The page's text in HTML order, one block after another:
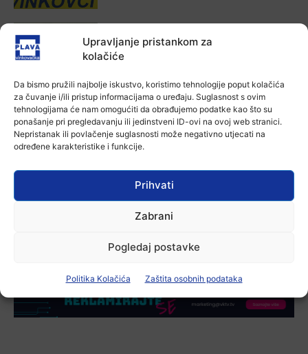
Upravljanje pristankom za
kolačiće
Da bismo pružili najbolje iskustvo, koristimo tehnologije poput kolačića
za čuvanje i/ili pristup informacijama o uređaju. Suglasnost s ovim
tehnologijama će nam omogućiti da obrađujemo podatke kao što su
ponašanje pri pregledavanju ili jedinstveni ID-ovi na ovoj web stranici.
Nepristanak ili povlačenje suglasnosti može negativno utjecati na
određene karakteristike i funkcije.
Prihvati
Zabrani
Pogledaj postavke
Politika Kolačića Zaštita osobnih podataka
Aktualno
Za dva tjedna započinje još jedna
Divlja liga
Aktualno
U Županji održana Ljetna škola magije
7 kolovoza, 2026
Aktualno
6 kolovoza, 2026
-Marketing-